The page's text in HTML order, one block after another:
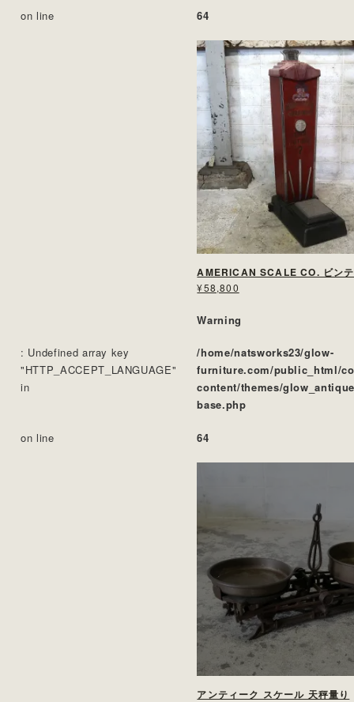
on line 64
AMERICAN SCALE CO. ビン
¥58,800
Warning
: Undefined array key
"HTTP_ACCEPT_LANGUAGE"
in
/home/natsworks23/glow-
furniture.com/public_html/
content/themes/
base.php
on line 64
アンティーク スケール 天秤量り